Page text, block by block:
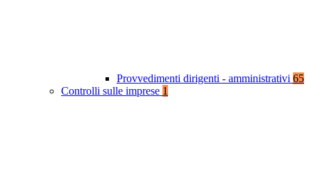
Provvedimenti dirigenti - amministrativi 65
Controlli sulle imprese 1